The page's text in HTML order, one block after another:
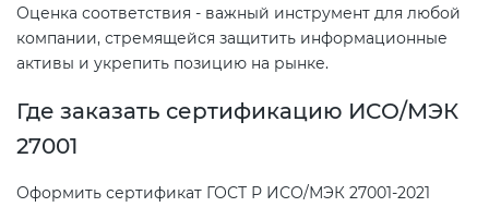
Оценка соответствия - важный инструмент для любой
компании, стремящейся защитить информационные
активы и укрепить позицию на рынке.
Где заказать сертификацию ИСО/МЭК
27001
Оформить сертификат ГОСТ Р ИСО/МЭК 27001-2021